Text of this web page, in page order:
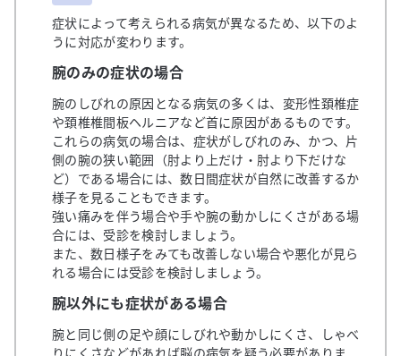
症状によって考えられる病気が異なるため、以下のよ
うに対応が変わります。
腕のみの症状の場合
腕のしびれの原因となる病気の多くは、変形性頚椎症
や頚椎椎間板ヘルニアなど首に原因があるものです。
これらの病気の場合は、症状がしびれのみ、かつ、片
側の腕の狭い範囲（肘より上だけ・肘より下だけな
ど）である場合には、数日間症状が自然に改善するか
様子を見ることもできます。
強い痛みを伴う場合や手や腕の動かしにくさがある場
合には、受診を検討しましょう。
また、数日様子をみても改善しない場合や悪化が見ら
れる場合には受診を検討しましょう。
腕以外にも症状がある場合
腕と同じ側の足や顔にしびれや動かしにくさ、しゃべ